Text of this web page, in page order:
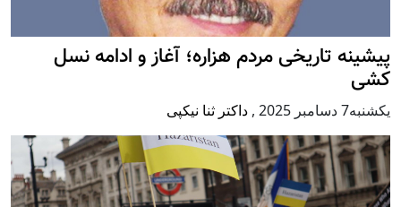
پيشينه تاريخی مردم هزاره؛ آغاز و ادامه نسل
کشی
يكشنبه7 دسامبر 2025 , داکتر ثنا نیکپی